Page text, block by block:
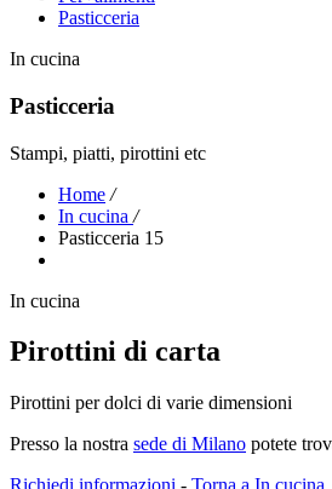
Pasticceria
In cucina
Pasticceria
Stampi, piatti, pirottini etc
Home /
In cucina /
Pasticceria 15
In cucina
Pirottini di carta
Pirottini per dolci di varie dimensioni
Presso la nostra sede di Milano potete